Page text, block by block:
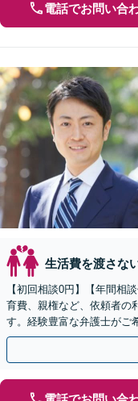
電話でお問い合
生活費を渡さな
【初回相談0円】【年間相
育費、親権など、依頼者の
す。経験豊富な弁護士がご
案します。お気軽にお問合